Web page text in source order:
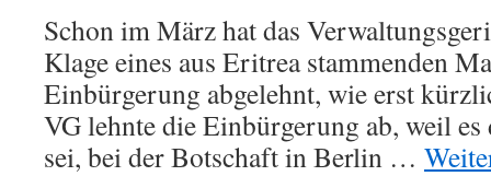
Schon im März hat das
Klage eines aus Eritrea stammenden
Einbürgerung abgelehnt, wie erst
VG lehnte die Einbürgerung ab, weil
sei, bei der Botschaft in Berlin …